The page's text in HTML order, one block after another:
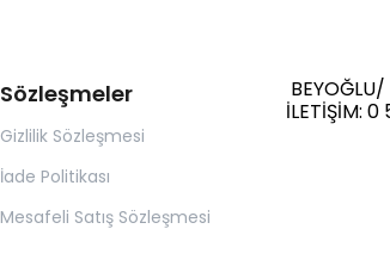
Sözleşmeler
Gizlilik Sözleşmesi
İade Politikası
Mesafeli Satış Sözleşmesi
İLETİŞİM: